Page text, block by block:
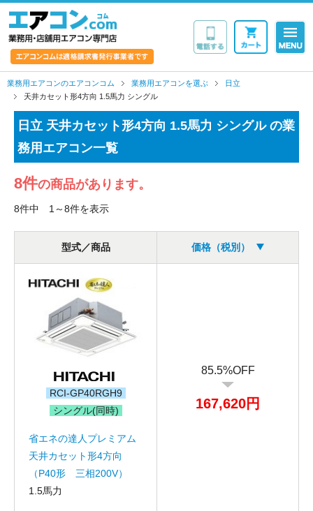
業務用エアコンのエアコンコム 業務用エアコンを選ぶ
日立
天井カセット形4方向 1.5馬力 シングル
日立 天井カセット形4方向 1.5馬力 シングル の業
務用エアコン一覧
8件の商品があります。
8件中 1～8件を表示
型式／商品 価格（税別）
RCI-GP40RGH9
シングル(同時)
省エネの達人プレミアム
天井カセット形4方向
（P40形 三相200V）
1.5馬力
85.5%OFF
167,620円